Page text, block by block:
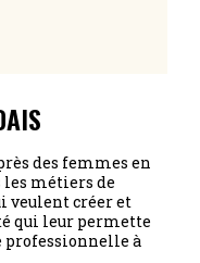
des femmes en
les métiers de
veulent créer et
qui leur permette
professionnelle à